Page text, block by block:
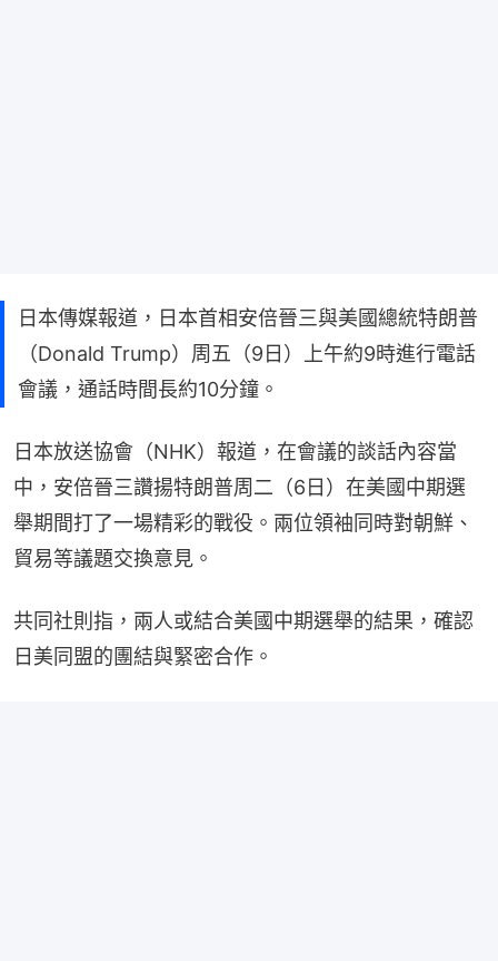
日本傳媒報道，日本首相安倍晉三與美國總統特朗普
（Donald Trump）周五（9日）上午約9時進行電話
會議，通話時間長約10分鐘。
日本放送協會（NHK）報道，在會議的談話內容當
中，安倍晉三讚揚特朗普周二（6日）在美國中期選
舉期間打了一場精彩的戰役。兩位領袖同時對朝鮮、
貿易等議題交換意見。
共同社則指，兩人或結合美國中期選舉的結果，確認
日美同盟的團結與緊密合作。